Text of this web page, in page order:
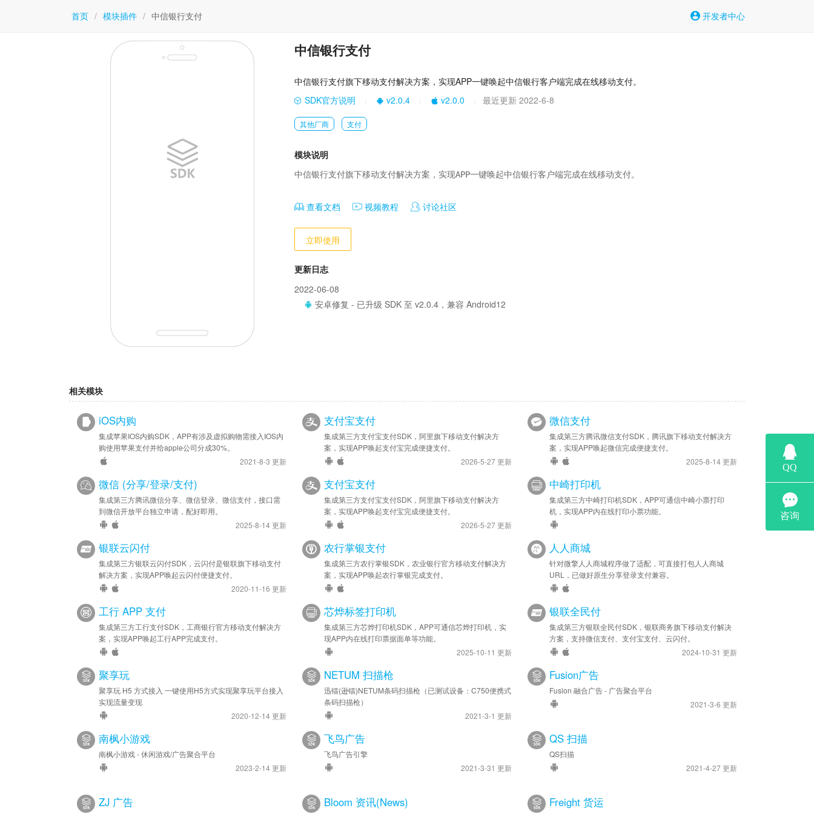
首页 / 模块插件 / 中信银行支付 开发者中心
中信银行支付
中信银行支付旗下移动支付解决方案，实现APP一键唤起中信银行客户端完成在线移动支付。
SDK官方说明
v2.0.4 v2.0.0 最近更新 2022-6-8
其他厂商 支付
模块说明
中信银行支付旗下移动支付解决方案，实现APP一键唤起中信银行客户端完成在线移动支付。
查看文档 视频教程 讨论社区
立即使用
更新日志
2022-06-08
安卓修复 - 已升级 SDK 至 v2.0.4，兼容 Android12
相关模块
iOS内购
集成苹果IOS内购SDK，APP有涉及虚拟购物需接入IOS内
购使用苹果支付并给apple公司分成30%。
2021-8-3 更新
支付宝支付
集成第三方支付宝支付SDK，阿里旗下移动支付解决方
案，实现APP唤起支付宝完成便捷支付。
2026-5-27 更新
微信支付
集成第三方腾讯微信支付SDK，腾讯旗下移动支付解决方
案，实现APP唤起微信完成便捷支付。
2025-8-14 更新
微信 (分享/登录/支付)
集成第三方腾讯微信分享、微信登录、微信支付，接口需
到微信开放平台独立申请，配好即用。
2025-8-14 更新
支付宝支付
集成第三方支付宝支付SDK，阿里旗下移动支付解决方
案，实现APP唤起支付宝完成便捷支付。
2026-5-27 更新
中崎打印机
集成第三方中崎打印机SDK，APP可通信中崎小票打印
机，实现APP内在线打印小票功能。
银联云闪付
集成第三方银联云闪付SDK，云闪付是银联旗下移动支付
解决方案，实现APP唤起云闪付便捷支付。
2020-11-16 更新
农行掌银支付
集成第三方农行掌银SDK，农业银行官方移动支付解决方
案，实现APP唤起农行掌银完成支付。
人人商城
针对微擎人人商城程序做了适配，可直接打包人人商城
URL，已做好原生分享登录支付兼容。
工行 APP 支付
集成第三方工行支付SDK，工商银行官方移动支付解决方
案，实现APP唤起工行APP完成支付。
芯烨标签打印机
集成第三方芯烨打印机SDK，APP可通信芯烨打印机，实
现APP内在线打印票据面单等功能。
2025-10-11 更新
银联全民付
集成第三方银联全民付SDK，银联商务旗下移动支付解决
方案，支持微信支付、支付宝支付、云闪付。
2024-10-31 更新
聚享玩
聚享玩 H5 方式接入 一键使用H5方式实现聚享玩平台接入
实现流量变现
2020-12-14 更新
NETUM 扫描枪
迅镭(逊镭)NETUM条码扫描枪（已测试设备：C750便携式
条码扫描枪）
2021-3-1 更新
Fusion广告
Fusion 融合广告 - 广告聚合平台
2021-3-6 更新
南枫小游戏
南枫小游戏 - 休闲游戏/广告聚合平台
2023-2-14 更新
飞鸟广告
飞鸟广告引擎
2021-3-31 更新
QS 扫描
QS扫描
2021-4-27 更新
ZJ 广告 Bloom 资讯(News) Freight 货运